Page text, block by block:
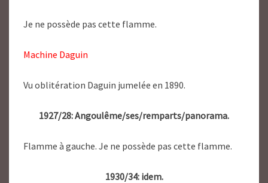
Je ne possède pas cette flamme.
Machine Daguin
Vu oblitération Daguin jumelée en 1890.
1927/28: Angoulême/ses/remparts/panorama.
Flamme à gauche. Je ne possède pas cette flamme.
1930/34: idem.